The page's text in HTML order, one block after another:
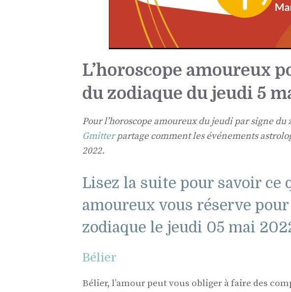
L’horoscope amoureux
du zodiaque du jeudi 5
Pour l’horoscope amoureux du jeudi par signe
Gmitterpartage comment les événements
2022.
Lisez la suite pour savoir ce
amoureux vous réserve
zodiaque le jeudi 05 mai
Bélier
Bélier, l’amour peut vous obliger à faire des